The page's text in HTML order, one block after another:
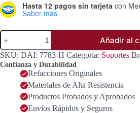
Hasta 12 pagos sin tarjeta con
Saber más
SOPORTE
PARA
MOTOR
DERECHO
(16
VALVULAS)
6001549202
cantidad
Añadir al
SKU: DAI: 7783-H Categoría: Soportes
Confianza y Durabilidad
Refacciones Originales
Materiales de Alta Resistencia
Productos Probados y Aprobados
Envíos Rápidos y Seguros